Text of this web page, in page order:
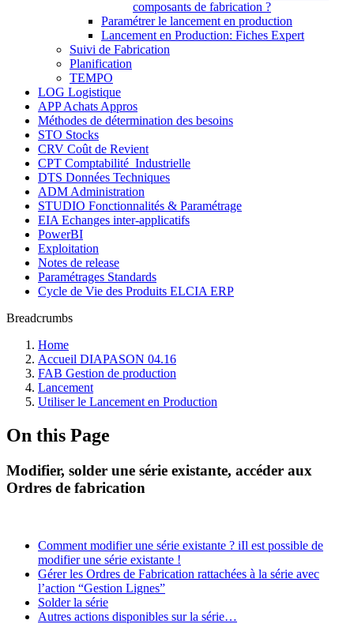
composants de fabrication ?
Paramétrer le lancement en production
Lancement en Production: Fiches Expert
Suivi de Fabrication
Planification
TEMPO
LOG Logistique
APP Achats Appros
Méthodes de détermination des besoins
STO Stocks
CRV Coût de Revient
CPT Comptabilité_Industrielle
DTS Données Techniques
ADM Administration
STUDIO Fonctionnalités & Paramétrage
EIA Echanges inter-applicatifs
PowerBI
Exploitation
Notes de release
Paramétrages Standards
Cycle de Vie des Produits ELCIA ERP
Breadcrumbs
Home
Accueil DIAPASON 04.16
FAB Gestion de production
Lancement
Utiliser le Lancement en Production
On this Page
Modifier, solder une série existante, accéder aux
Ordres de fabrication
Comment modifier une série existante ? iIl est possible de
modifier une série existante !
Gérer les Ordres de Fabrication rattachées à la série avec
l’action “Gestion Lignes”
Solder la série
Autres actions disponibles sur la série…